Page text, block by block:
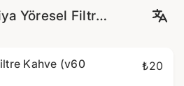
Yöresel Filtre
Kahve (v60
₺20